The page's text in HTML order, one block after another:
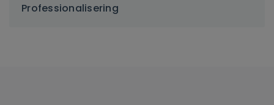
Professionalisering